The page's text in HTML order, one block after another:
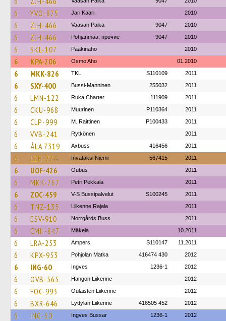
6 YVO-875 Jari Kaari 2010
6 ZJH-466 Vaasan Paika 9047 2010
6 ZJH-466 Pohjanmaa, прочие 9047 2010
6 SKL-107 Paakinaho 2010
6 KPA-206 Osmo Aho 01.2010
6 MKK-826 TKL S110109 2011
6 SXY-400 Bussi-Manninen 255032 2011
6 LMN-122 Ruka Charter 111909 2011
6 CKU-968 Muurinen P110364 2011
6 CLP-999 M. Raittinen P100433 2011
6 VVB-241 Rytkönen 2011
6 ÅLA 7319 Axbuss 416456 2011
6 LZH-774 Invataksi Niemi 567415 2011
6 UOF-426 Oubus 2011
6 MKK-767 Petri Pekkala 2011
6 ZOC-459 V-S Bussipalvelut S100245 2011
6 TNZ-135 Liikenne Rajala 2011
6 ESV-910 Norrgårds Buss 2011
6 CMH-847 Mäkela 10.2011
6 LRA-253 Ampers S110147 11.2011
6 KPX-953 Pohjolan Matka 416474 430 2012
6 ING-60 Ingves 1236-1 2012
6 OVB-565 Hangon Liikenne 2012
6 FOC-993 Oulaisten Liikenne 2012
6 BXR-646 Lyttylän Liikenne 416505 452 2012
6 ING-60 Ingves Bussar 1236-1 2012